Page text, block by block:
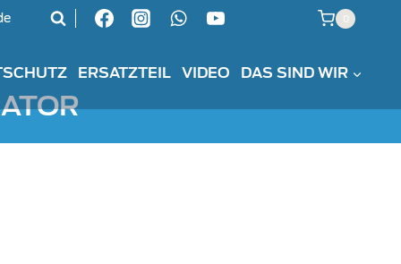
0
ERSATZTEIL VIDEO DAS SIND WIR